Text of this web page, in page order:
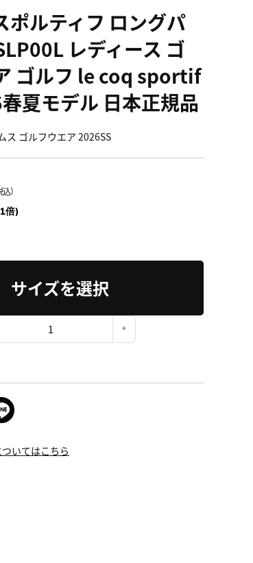
ポルティフ ロングパ
レディース ゴ
ゴルフ le coq sportif
夏モデル 日本正規品
ス ゴルフウエア 2026SS
込）
倍)
サイズを選択
いてはこちら